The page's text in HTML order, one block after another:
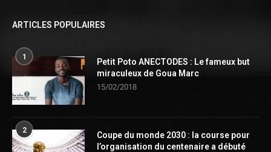
ARTICLES POPULAIRES
1
Petit Poto ANECTODES : Le fameux but
miraculeux de Goua Marc
15/02/2018
2
Coupe du monde 2030 : la course pour
l’organisation du centenaire a débuté